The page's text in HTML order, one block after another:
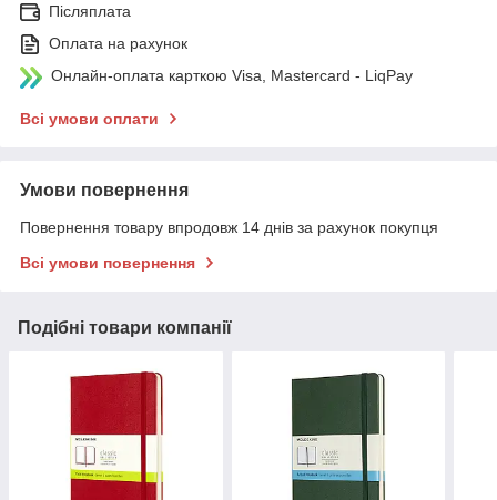
Післяплата
Оплата на рахунок
Онлайн-оплата карткою Visa, Mastercard - LiqPay
Всі умови оплати
Умови повернення
Повернення товару впродовж 14 днів за рахунок покупця
Всі умови повернення
Подібні товари компанії